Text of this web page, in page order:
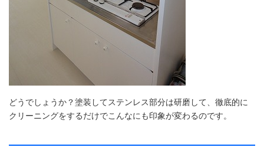
どうでしょうか？塗装してステンレス部分は研磨して、徹底的に
クリーニングをするだけでこんなにも印象が変わるのです。